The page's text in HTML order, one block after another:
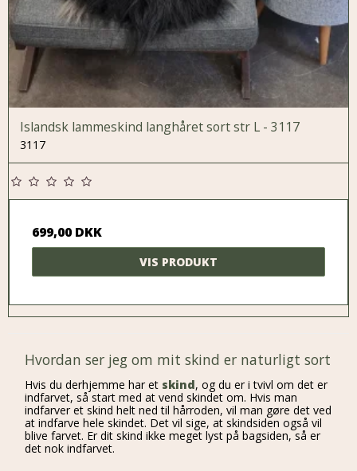
Islandsk lammeskind langhåret sort str L - 3117
3117
699,00 DKK
VIS PRODUKT
Hvordan ser jeg om mit skind er naturligt sort
Hvis du derhjemme har et skind, og du er i tvivl om det er
indfarvet, så start med at vend skindet om. Hvis man
indfarver et skind helt ned til hårroden, vil man gøre det ved
at indfarve hele skindet. Det vil sige, at skindsiden også vil
blive farvet. Er dit skind ikke meget lyst på bagsiden, så er
det nok indfarvet.